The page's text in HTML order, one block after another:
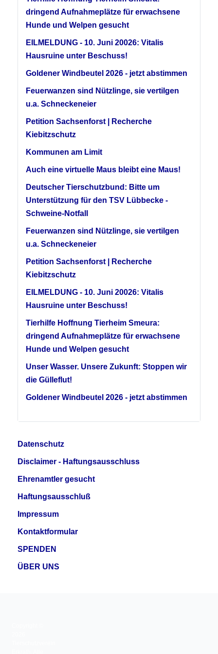
dringend Aufnahmeplätze für erwachsene
Hunde und Welpen gesucht
EILMELDUNG - 10. Juni 20026: Vitalis
Hausruine unter Beschuss!
Goldener Windbeutel 2026 - jetzt abstimmen
Feuerwanzen sind Nützlinge, sie vertilgen
u.a. Schneckeneier
Petition Sachsenforst | Recherche
Kiebitzschutz
Kommunen am Limit
Auch eine virtuelle Maus bleibt eine Maus!
Deutscher Tierschutzbund: Bitte um
Unterstützung für den TSV Lübbecke -
Schweine-Notfall
Feuerwanzen sind Nützlinge, sie vertilgen
u.a. Schneckeneier
Petition Sachsenforst | Recherche
Kiebitzschutz
EILMELDUNG - 10. Juni 20026: Vitalis
Hausruine unter Beschuss!
Tierhilfe Hoffnung Tierheim Smeura:
dringend Aufnahmeplätze für erwachsene
Hunde und Welpen gesucht
Unser Wasser. Unsere Zukunft: Stoppen wir
die Gülleflut!
Goldener Windbeutel 2026 - jetzt abstimmen
Datenschutz
Disclaimer - Haftungsausschluss
Ehrenamtler gesucht
Haftungsausschluß
Impressum
Kontaktformular
SPENDEN
ÜBER UNS